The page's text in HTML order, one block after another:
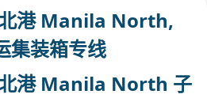
港 Manila North,
集装箱专线
港 Manila North 子